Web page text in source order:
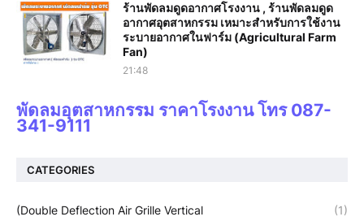
ร้านพัดลมดูดอากาศโรงงาน , ร้านพัดลมดูด
อากาศอุตสาหกรรม เหมาะสำหรับการใช้งาน
ระบายอากาศในฟาร์ม (Agricultural Farm
Fan)
21:48
พัดลมอุตสาหกรรม ราคาโรงงาน โทร 087-
341-9111
CATEGORIES
(Double Deflection Air Grille Vertical (1)